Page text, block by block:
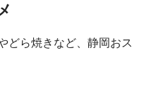
どら焼きなど、静岡おス